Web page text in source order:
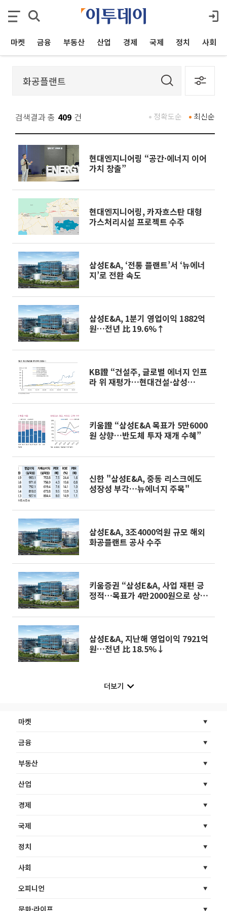
마켓 금융 부동산 산업 경제 국제 정치 사회
검색결과 총 409 건 최신순
정확도순
현대엔지니어링 “공간·에너지 이어
가치 창출”
현대엔지니어링, 카자흐스탄 대형
가스처리시설 프로젝트 수주
삼성E&A, ‘전통 플랜트’서 ‘뉴에너
지’로 전환 속도
삼성E&A, 1분기 영업이익 1882억
원…전년 比 19.6%↑
KB證 “건설주, 글로벌 에너지 인프
라 위 재평가…현대건설·삼성
키움證 “삼성E&A 목표가 5만6000
원 상향…반도체 투자 재개 수혜”
신한 "삼성E&A, 중동 리스크에도
성장성 부각…뉴에너지 주목"
삼성E&A, 3조4000억원 규모 해외
화공플랜트 공사 수주
키움증권 “삼성E&A, 사업 재편 긍
정적…목표가 4만2000원으로 상
삼성E&A, 지난해 영업이익 7921억
원…전년 比 18.5%↓
더보기
마켓
금융
부동산
산업
경제
국제
정치
사회
오피니언
문화·라이프